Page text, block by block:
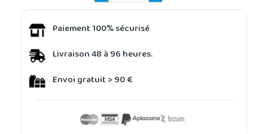
Paiement 100% sécurisé
Livraison 48 à 96 heures.
Envoi gratuit > 90 €